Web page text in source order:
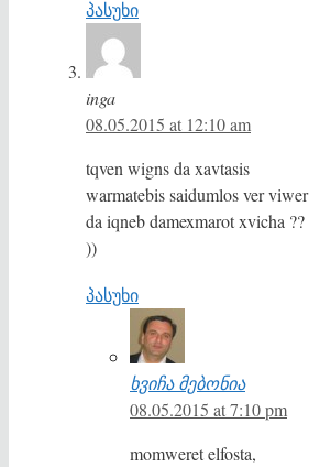
პასუხი
inga
08.05.2015 at 12:10 am
tqven wigns da xavtasis
warmatebis saidumlos ver viwer
da iqneb damexmarot xvicha ??
))
პასუხი
ხვიჩა მებონია
08.05.2015 at 7:10 pm
momweret elfosta,